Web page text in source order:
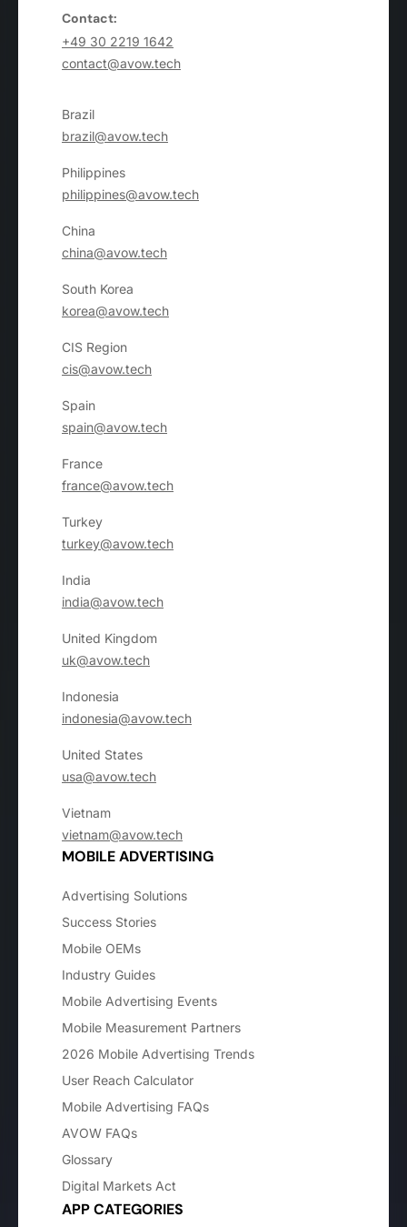
Contact:
+49 30 2219 1642
contact@avow.tech
Brazil
brazil@avow.tech
Philippines
philippines@avow.tech
China
china@avow.tech
South Korea
korea@avow.tech
CIS Region
cis@avow.tech
Spain
spain@avow.tech
France
france@avow.tech
Turkey
turkey@avow.tech
India
india@avow.tech
United Kingdom
uk@avow.tech
Indonesia
indonesia@avow.tech
United States
usa@avow.tech
Vietnam
vietnam@avow.tech
MOBILE ADVERTISING
Advertising Solutions
Success Stories
Mobile OEMs
Industry Guides
Mobile Advertising Events
Mobile Measurement Partners
2026 Mobile Advertising Trends
User Reach Calculator
Mobile Advertising FAQs
AVOW FAQs
Glossary
Digital Markets Act
APP CATEGORIES